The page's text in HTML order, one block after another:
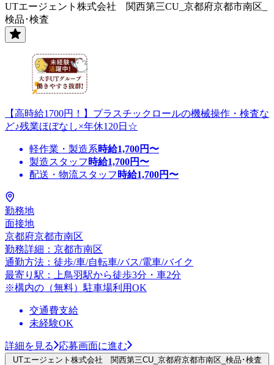
UTエージェント株式会社 関西第三CU_京都府京都市南区_
検品･検査
【高時給1700円！】プラスチックロールの機械操作・検査な
ど♪残業ほぼなし×年休120日☆
軽作業・製造系時給1,700円〜
製造スタッフ 時給1,700円〜
配送・物流スタッフ 時給1,700円〜
勤務地
面接地
京都府京都市南区
勤務詳細：京都市南区
通勤方法：徒歩/車/自転車/バス/電車/バイク
最寄り駅：上鳥羽駅から徒歩3分・車2分
※構内の（無料）駐車場利用OK
交通費支給
未経験OK
詳細を見る 応募画面に進む
UTエージェント株式会社 関西第三CU_京都府京都市南区_検品･検査